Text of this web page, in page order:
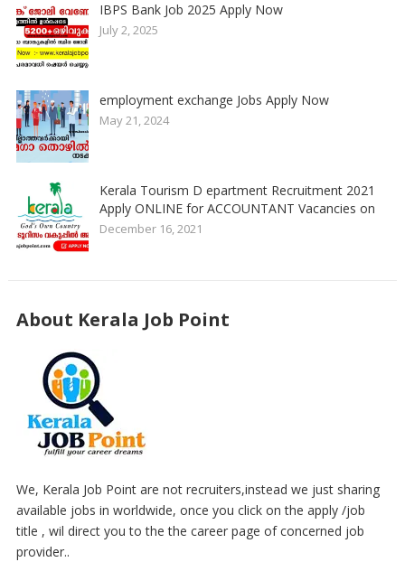
IBPS Bank Job 2025 Apply Now
July 2, 2025
employment exchange Jobs Apply Now
May 21, 2024
Kerala Tourism D epartment Recruitment 2021
Apply ONLINE for ACCOUNTANT Vacancies on
December 16, 2021
About Kerala Job Point
We, Kerala Job Point are not recruiters,instead we just sharing
available jobs in worldwide, once you click on the apply /job
title , wil direct you to the the career page of concerned job
provider..